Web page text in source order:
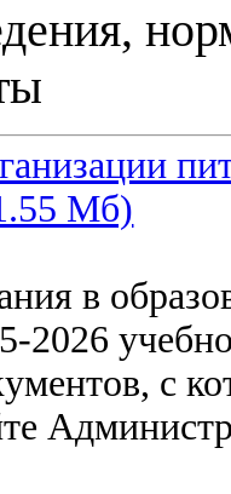
Мб)
в
2026
с